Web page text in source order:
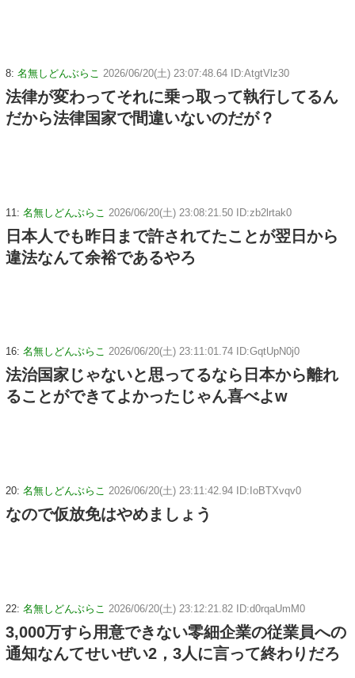
8: 名無しどんぶらこ 2026/06/20(土) 23:07:48.64 ID:AtgtVlz30
法律が変わってそれに乗っ取って執行してるん
だから法律国家で間違いないのだが？
11: 名無しどんぶらこ 2026/06/20(土) 23:08:21.50 ID:zb2lrtak0
日本人でも昨日まで許されてたことが翌日から
違法なんて余裕であるやろ
16: 名無しどんぶらこ 2026/06/20(土) 23:11:01.74 ID:GqtUpN0j0
法治国家じゃないと思ってるなら日本から離れ
ることができてよかったじゃん喜べよw
20: 名無しどんぶらこ 2026/06/20(土) 23:11:42.94 ID:IoBTXvqv0
なので仮放免はやめましょう
22: 名無しどんぶらこ 2026/06/20(土) 23:12:21.82 ID:d0rqaUmM0
3,000万すら用意できない零細企業の従業員への
通知なんてせいぜい2，3人に言って終わりだろ